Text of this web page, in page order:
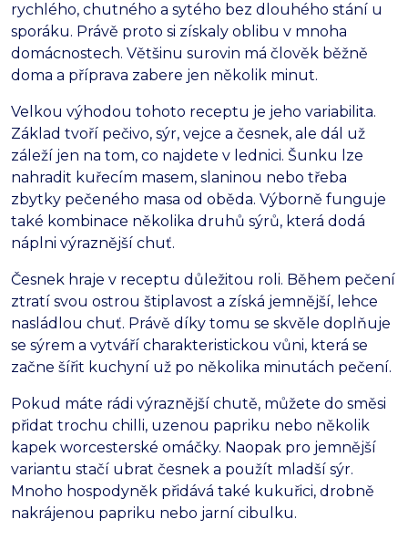
rychlého, chutného a sytého bez dlouhého stání u
sporáku. Právě proto si získaly oblibu v mnoha
domácnostech. Většinu surovin má člověk běžně
doma a příprava zabere jen několik minut.
Velkou výhodou tohoto receptu je jeho variabilita.
Základ tvoří pečivo, sýr, vejce a česnek, ale dál už
záleží jen na tom, co najdete v lednici. Šunku lze
nahradit kuřecím masem, slaninou nebo třeba
zbytky pečeného masa od oběda. Výborně funguje
také kombinace několika druhů sýrů, která dodá
náplni výraznější chuť.
Česnek hraje v receptu důležitou roli. Během pečení
ztratí svou ostrou štiplavost a získá jemnější, lehce
nasládlou chuť. Právě díky tomu se skvěle doplňuje
se sýrem a vytváří charakteristickou vůni, která se
začne šířit kuchyní už po několika minutách pečení.
Pokud máte rádi výraznější chutě, můžete do směsi
přidat trochu chilli, uzenou papriku nebo několik
kapek worcesterské omáčky. Naopak pro jemnější
variantu stačí ubrat česnek a použít mladší sýr.
Mnoho hospodyněk přidává také kukuřici, drobně
nakrájenou papriku nebo jarní cibulku.